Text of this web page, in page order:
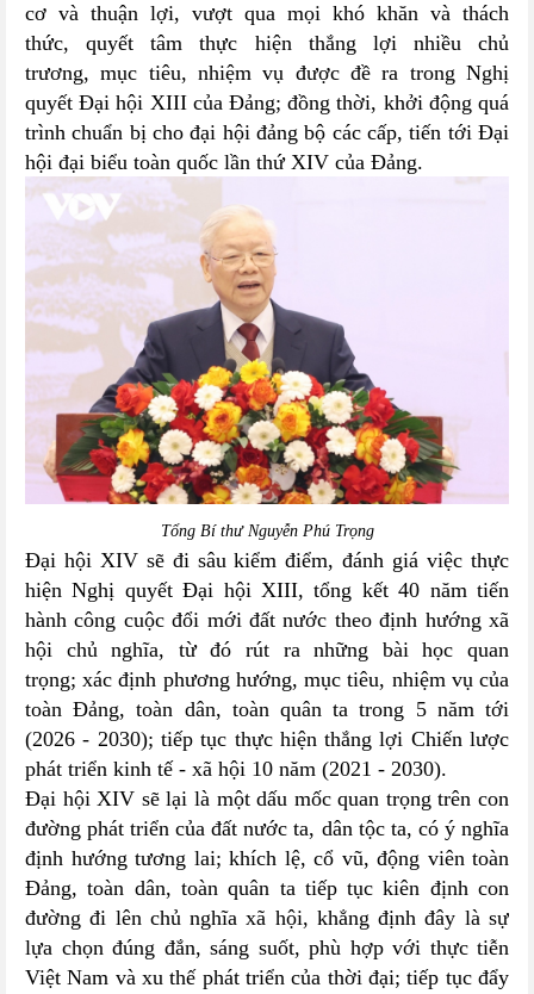
cơ và thuận lợi, vượt qua mọi khó khăn và thách
thức, quyết tâm thực hiện thắng lợi nhiều chủ
trương, mục tiêu, nhiệm vụ được đề ra trong Nghị
quyết Đại hội XIII của Đảng; đồng thời, khởi động quá
trình chuẩn bị cho đại hội đảng bộ các cấp, tiến tới Đại
hội đại biểu toàn quốc lần thứ XIV của Đảng.
Tổng Bí thư Nguyễn Phú Trọng
Đại hội XIV sẽ đi sâu kiểm điểm, đánh giá việc thực
hiện Nghị quyết Đại hội XIII, tổng kết 40 năm tiến
hành công cuộc đổi mới đất nước theo định hướng xã
hội chủ nghĩa, từ đó rút ra những bài học quan
trọng; xác định phương hướng, mục tiêu, nhiệm vụ của
toàn Đảng, toàn dân, toàn quân ta trong 5 năm tới
(2026 - 2030); tiếp tục thực hiện thắng lợi Chiến lược
phát triển kinh tế - xã hội 10 năm (2021 - 2030).
Đại hội XIV sẽ lại là một dấu mốc quan trọng trên con
đường phát triển của đất nước ta, dân tộc ta, có ý nghĩa
định hướng tương lai; khích lệ, cổ vũ, động viên toàn
Đảng, toàn dân, toàn quân ta tiếp tục kiên định con
đường đi lên chủ nghĩa xã hội, khẳng định đây là sự
lựa chọn đúng đắn, sáng suốt, phù hợp với thực tiễn
Việt Nam và xu thế phát triển của thời đại; tiếp tục đẩy